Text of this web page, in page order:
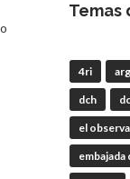
Temas
4ri
dch
el
embajada